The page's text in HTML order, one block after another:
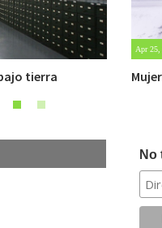
en la nieve
Jul 28,
No